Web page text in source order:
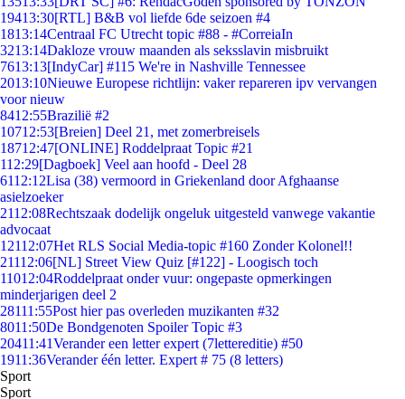
19413:30[RTL] B&B vol liefde 6de seizoen #4
1813:14Centraal FC Utrecht topic #88 - #CorreiaIn
3213:14Dakloze vrouw maanden als seksslavin misbruikt
7613:13[IndyCar] #115 We're in Nashville Tennessee
2013:10Nieuwe Europese richtlijn: vaker repareren ipv vervangen
voor nieuw
8412:55Brazilië #2
10712:53[Breien] Deel 21, met zomerbreisels
18712:47[ONLINE] Roddelpraat Topic #21
112:29[Dagboek] Veel aan hoofd - Deel 28
6112:12Lisa (38) vermoord in Griekenland door Afghaanse
asielzoeker
2112:08Rechtszaak dodelijk ongeluk uitgesteld vanwege vakantie
advocaat
12112:07Het RLS Social Media-topic #160 Zonder Kolonel!!
21112:06[NL] Street View Quiz [#122] - Loogisch toch
11012:04Roddelpraat onder vuur: ongepaste opmerkingen
minderjarigen deel 2
28111:55Post hier pas overleden muzikanten #32
8011:50De Bondgenoten Spoiler Topic #3
20411:41Verander een letter expert (7lettereditie) #50
1911:36Verander één letter. Expert # 75 (8 letters)
Sport
Sport